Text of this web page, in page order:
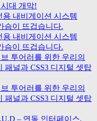
대 개막!
용 내비게이션 시스템
슴이 뜨겁습니다.
용 내비게이션 시스템
슴이 뜨겁습니다.
투어러를 위한 우리의
패널과 CSS3 디지털 셋탑
투어러를 위한 우리의
패널과 CSS3 디지털 셋탑
– 연동 인터페이스,